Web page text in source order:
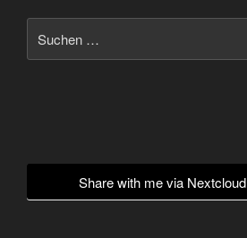
nach:
Share with me via Nextcloud